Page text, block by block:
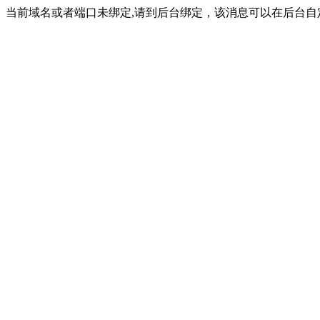
当前域名或者端口未绑定,请到后台绑定，该消息可以在后台自